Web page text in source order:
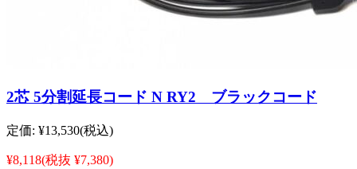
2芯 5分割延長コード N RY2 ブラックコード
定価: ¥13,530(税込)
¥8,118(税抜 ¥7,380)